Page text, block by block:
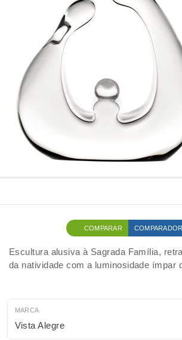
COMPARAR COMPARADOR
Escultura alusiva à Sagrada Família,
da natividade com a luminosidade ímpar
MARCA
Vista Alegre